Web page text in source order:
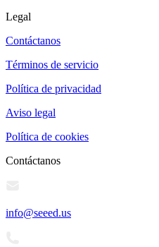
Legal
Contáctanos
Términos de servicio
Política de privacidad
Aviso legal
Política de cookies
Contáctanos
info@seeed.us